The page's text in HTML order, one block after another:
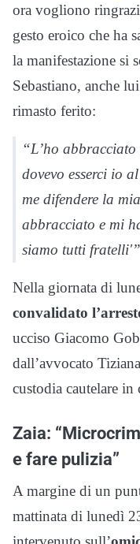
ora vogliono
gesto eroico che ha
la manifestazione si
Sebastiano, anche
rimasto ferito:
“L’ho
dovevo esserci io
me difendere la
abbracciato e mi
siamo tutti
Nella giornata di
convalidato
ucciso Giacomo
dall’avvocato
custodia cautelare in
Zaia:
e fare pulizia”
A margine di un
mattinata di lunedì